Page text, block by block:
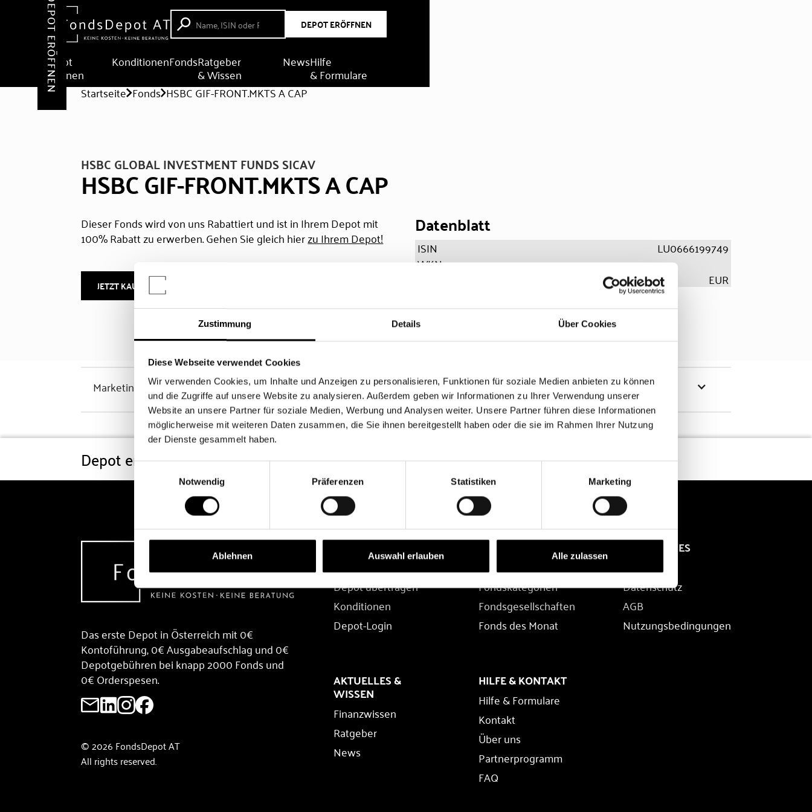
Zustimmung Details Über Cookies
Diese Webseite verwendet Cookies
Wir verwenden Cookies, um Inhalte und Anzeigen zu personalisieren, Funktionen für soziale Medien anbieten zu können
und die Zugriffe auf unsere Website zu analysieren. Außerdem geben wir Informationen zu Ihrer Verwendung unserer
Website an unsere Partner für soziale Medien, Werbung und Analysen weiter. Unsere Partner führen diese Informationen
möglicherweise mit weiteren Daten zusammen, die Sie ihnen bereitgestellt haben oder die sie im Rahmen Ihrer Nutzung
der Dienste gesammelt haben.
Einwilligungsauswahl
Notwendig
Präferenzen Statistiken Marketing
Ablehnen Auswahl erlauben Alle zulassen
DEPOT ERÖFFNEN
Depot
eröffnen
KonditionenFondsRatgeber
& Wissen
NewsHilfe
& Formulare
DEPOT ERÖFFNEN Startseite Fonds HSBC GIF-FRONT.MKTS A CAP
HSBC GLOBAL INVESTMENT FUNDS SICAV
HSBC GIF-FRONT.MKTS A CAP
Dieser Fonds wird von uns Rabattiert und ist in Ihrem Depot mit
100% Rabatt zu erwerben. Gehen Sie gleich hierzu Ihrem Depot!
JETZT KAUFEN
Datenblatt
ISIN
LU0666199749
WKN
EUR
Marketinghinweis Chancen & Risiken
Depot eröffnen Konditionen Fonds FAQ
Das erste Depot in Österreich mit 0€
Kontoführung, 0€ Ausgabeaufschlag und 0€
Depotgebühren bei knapp 2000 Fonds und
0€ Orderspesen.
© 2026 FondsDepot AT
All rights reserved.
DEPOT
Depot übertragen
Konditionen
Depot-Login
FONDS
Fondssuche
Fondskategorien
Fondsgesellschaften
Fonds des Monat
RECHTLICHES
Impressum
Datenschutz
AGB
Nutzungsbedingungen
AKTUELLES &
WISSEN
Finanzwissen
Ratgeber
News
HILFE & KONTAKT
Hilfe & Formulare
Kontakt
Über uns
Partnerprogramm
FAQ